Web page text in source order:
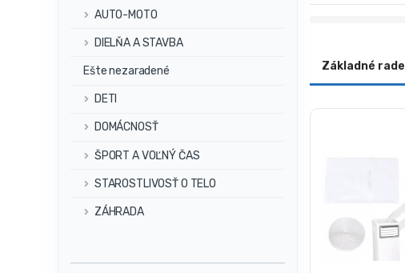
Základné
AUTO-MOTO
DIELŇA A STAVBA
Ešte nezaradené
DETI
DOMÁCNOSŤ
ŠPORT A VOĽNÝ ČAS
STAROSTLIVOSŤ O TELO
ZÁHRADA